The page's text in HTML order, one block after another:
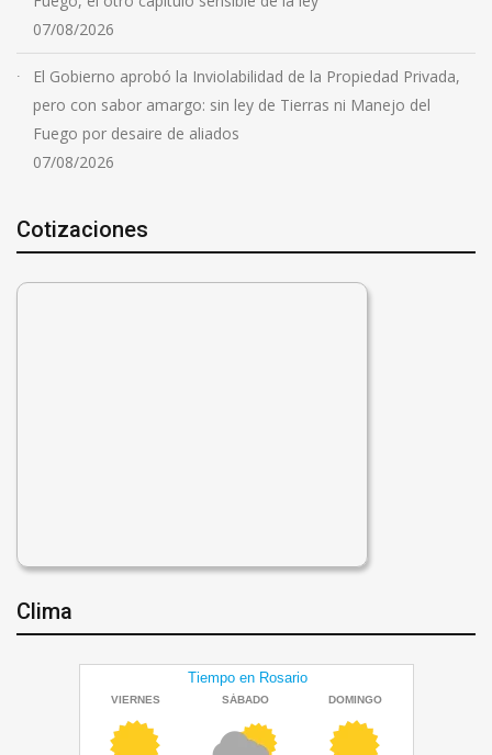
07/08/2026
El Gobierno aprobó la Inviolabilidad de la Propiedad Privada,
pero con sabor amargo: sin ley de Tierras ni Manejo del
Fuego por desaire de aliados
07/08/2026
Cotizaciones
Clima